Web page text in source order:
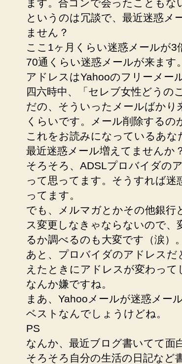
ます。合コンで会ったこともな
というのは冗談で、最近迷惑メ
ません？
ここ1ヶ月くらい迷惑メールが3
70通くらい迷惑メールが来ます
アドレスはYahooのフリーメー
四六時中、「セレブ女性どうの
だの、そういったメールばかり
くらいです。メール削除するの
これをお読みになっているあな
最近迷惑メール増えてませんか
そろそろ、ADSLプロバイダの
って思ってます。そうすれば迷
ってます。
でも、メルマガとかその他銀行
ス変更しなきゃならないので、
るか調べるのも大変です（涙）。
あと、プロバイダのアドレスだ
えたときにアドレスが変わっ
なんか嫌ですね。
まあ、Yahooメールが迷惑メー
ベストなんでしょうけどね。
PS
なんか、最近ブログ書いてて面
そろそろ自分の生活の日記など